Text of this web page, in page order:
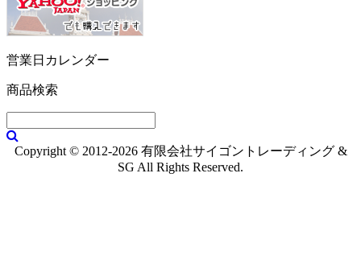
営業日カレンダー
商品検索
Copyright © 2012-2026 有限会社サイゴントレーディング &
SG All Rights Reserved.